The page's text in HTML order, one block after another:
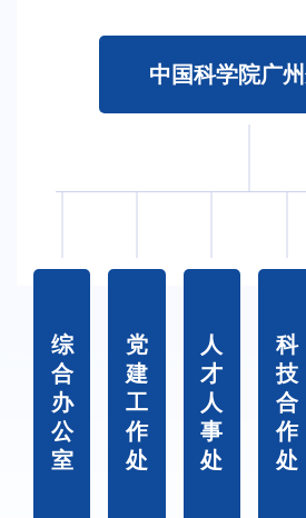
中国科学院广
综
合
办
公
室
党
建
工
作
处
人
才
人
事
处
科
技
合
作
处